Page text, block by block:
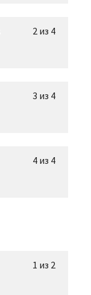
2 из 4
3 из 4
4 из 4
1 из 2